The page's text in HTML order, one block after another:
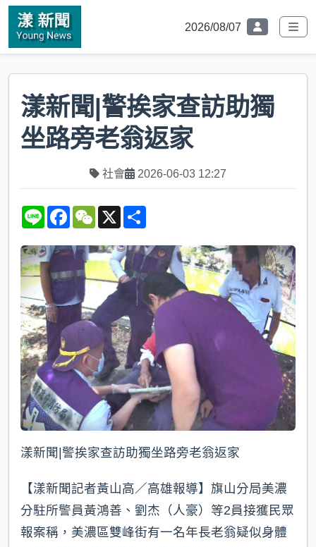
2026/08/07
漾新聞|警挨家查訪助獨
坐路旁老翁返家
社會 2026-06-03 12:27
L
e
F
e
b
o
W
h
a
t
X
r
e
漾新聞|警挨家查訪助獨坐路旁老翁返家
【漾新聞記者黃山高／高雄報導】旗山分局美濃
分駐所警員黃鴻善、劉杰（人豪）等2員接獲民眾
報案稱，美濃區雙峰街有一名年長老翁疑似身體